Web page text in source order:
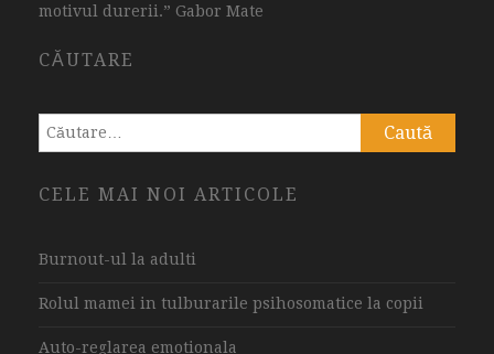
motivul durerii.” Gabor Mate
CĂUTARE
Caută
CELE MAI NOI ARTICOLE
Burnout-ul la adulti
Rolul mamei in tulburarile psihosomatice la copii
Auto-reglarea emotionala